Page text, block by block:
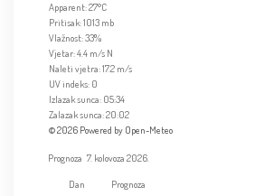
Apparent: 27°C
Pritisak: 1013 mb
Vlažnost: 33%
Vjetar: 4.4 m/s N
Naleti vjetra: 17.2 m/s
UV indeks: 0
Izlazak sunca: 05:34
Zalazak sunca: 20:02
© 2026 Powered by Open-Meteo
Prognoza 7. kolovoza 2026.
Dan
Prognoza